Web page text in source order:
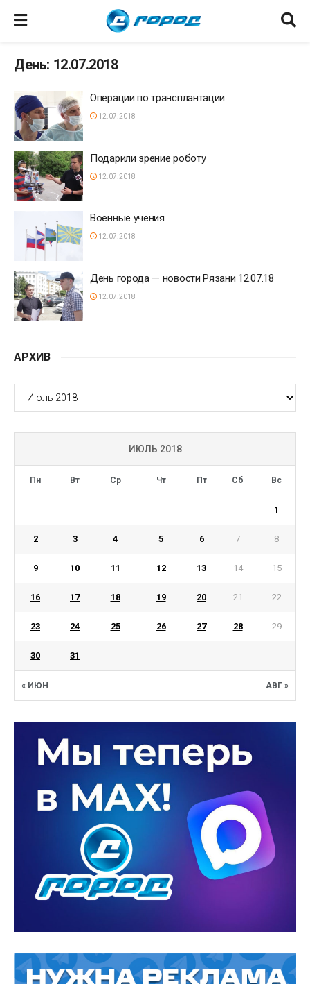
День: 12.07.2018
Операции по трансплантации
12.07.2018
Подарили зрение роботу
12.07.2018
Военные учения
12.07.2018
День города — новости Рязани 12.07.18
12.07.2018
АРХИВ
АРХИВ
ИЮЛЬ 2018
Пн Вт Ср Чт Пт Сб Вс
« ИЮН АВГ »
1
2 3 4 5 6 7 8
9 10 11 12 13 14 15
16 17 18 19 20 21 22
23 24 25 26 27 28 29
30 31